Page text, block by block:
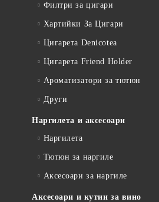
Филтри за цигари
Хартийки За Цигари
Цигарета Denicotea
Цигарета Friend Holder
Ароматизатори за тютюн
Други
Наргилета и аксесоари
Наргилета
Тютюн за наргиле
Аксесоари за наргиле
Аксесоари и кутии за вино